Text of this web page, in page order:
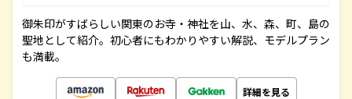
御朱印がすばらしい関東のお寺・神社を山、水、森、町、島の
聖地として紹介。初心者にもわかりやすい解説、モデルプラン
も満載。
詳細を見る